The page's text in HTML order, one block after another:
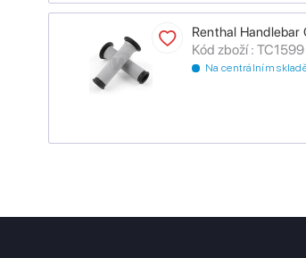
Renthal Handlebar
Kód zboží : TC1599
Na centrálním